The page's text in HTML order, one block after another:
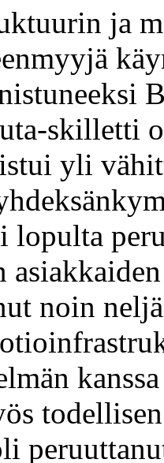
ja
skilletti
yli
lopulta
noin